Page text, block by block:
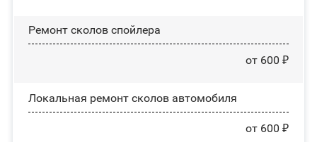
Ремонт сколов спойлера
от 600 ₽
Локальная ремонт сколов автомобиля
от 600 ₽